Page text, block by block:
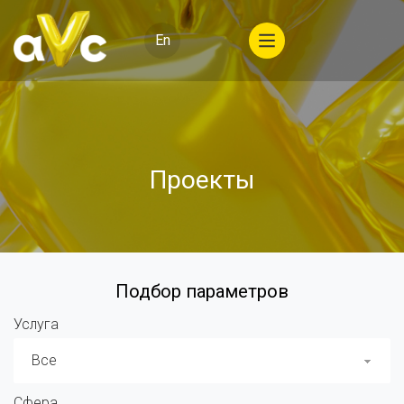
En
Проекты
Подбор параметров
Услуга
Все